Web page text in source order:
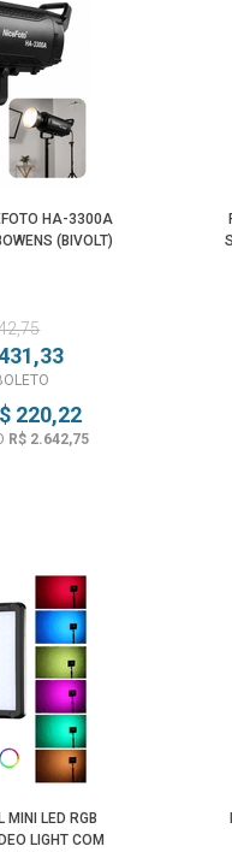
HA-3300A
(BIVOLT)
220,22
R$ 2.642,75
MINI LED RGB
LIGHT COM